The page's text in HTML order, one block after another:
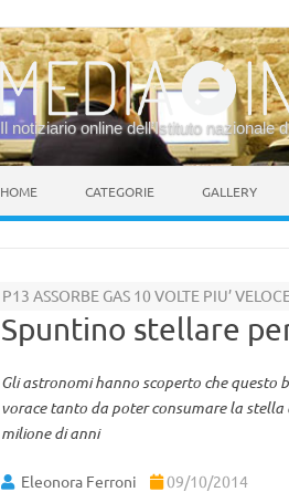
Il notiziario online dell’Istituto nazionale
HOME CATEGORIE GALLERY
P13 ASSORBE GAS 10 VOLTE PIU’
Spuntino stellare
Gli astronomi hanno scoperto che questo
vorace tanto da poter consumare la
milione di anni
Eleonora Ferroni 09/10/2014